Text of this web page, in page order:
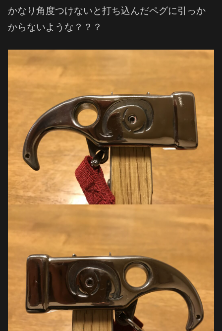
かなり角度つけないと打ち込んだペグに引っか
からないような？？？